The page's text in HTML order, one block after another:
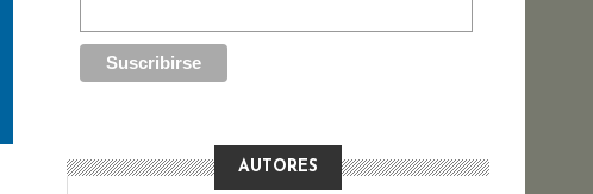
AUTORES